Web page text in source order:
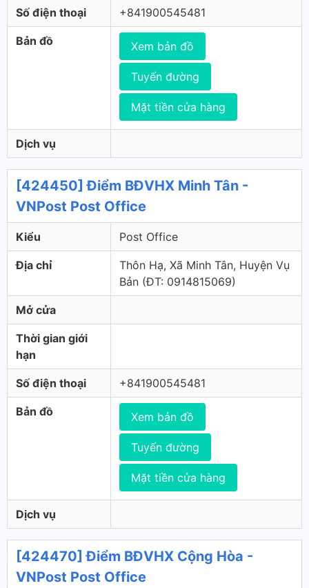
Số điện thoại +841900545481
Bản đồ Xem bản đồ
Tuyến đường
Mặt tiền cửa hàng
Dịch vụ
[424450] Điểm BĐVHX Minh Tân -
VNPost Post Office
Kiểu Post Office
Địa chỉ
Thôn Hạ, Xã Minh Tân, Huyện Vụ
Bản (ÐT: 0914815069)
Mở cửa
Thời gian giới
hạn
Số điện thoại +841900545481
Bản đồ Xem bản đồ
Tuyến đường
Mặt tiền cửa hàng
Dịch vụ
[424470] Điểm BĐVHX Cộng Hòa -
VNPost Post Office